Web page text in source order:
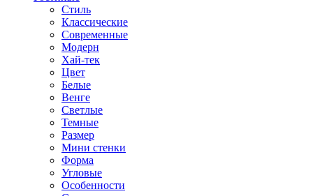
Стиль
Классические
Современные
Модерн
Хай-тек
Цвет
Белые
Венге
Светлые
Темные
Размер
Мини стенки
Форма
Угловые
Особенности